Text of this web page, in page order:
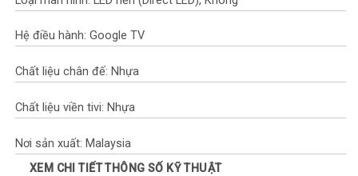
Hệ điều hành: Google TV
Chất liệu chân đế: Nhựa
Chất liệu viền tivi: Nhựa
Nơi sản xuất: Malaysia
XEM CHI TIẾT THÔNG SỐ KỸ THUẬT